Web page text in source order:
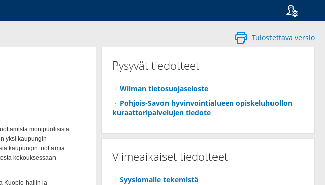
Suomi
Svenska
Tulostettava versio
Pysyvät tiedotteet
Wilman tietosuojaseloste
Pohjois-Savon hyvinvointialueen opiskeluhuollon
kuraattoripalvelujen tiedote
Viimeaikaiset tiedotteet
Syyslomalle tekemistä